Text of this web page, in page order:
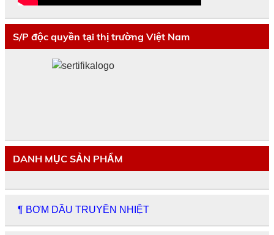
S/P độc quyền tại thị trường Việt Nam
DANH MỤC SẢN PHẨM
¶ BƠM DẦU TRUYỀN NHIỆT